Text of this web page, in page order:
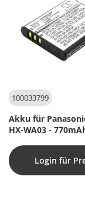
100033799
Akku für
HX-WA03 -
Login für